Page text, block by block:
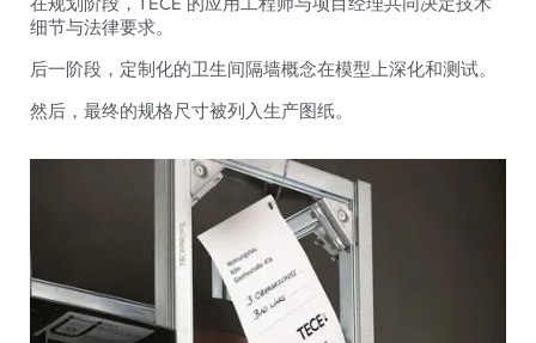
细节与法律要求。
后一阶段，定制化的卫生间隔墙概念在模型上深化和测试。
然后，最终的规格尺寸被列入生产图纸。